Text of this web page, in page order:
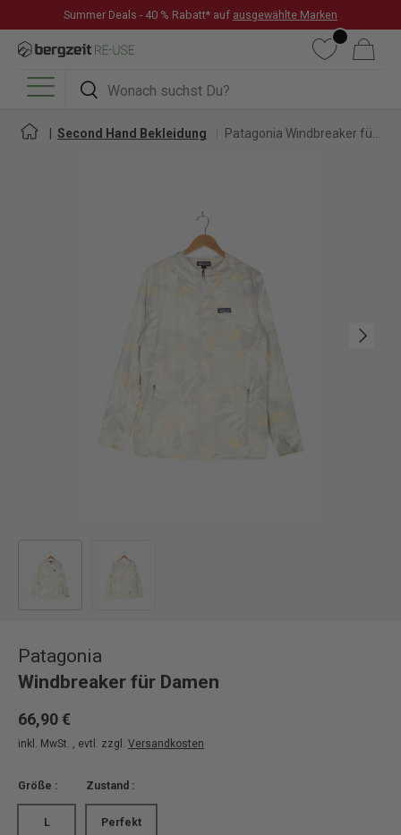
DIREKT ZUM INHALT
Summer Deals - 40 % Rabatt* auf ausgewählte Marken
Suchen
Suchen
WunschlisteWarenkorb
Menü
Second Hand Bekleidung
Nächste
Patagonia
Windbreaker für Damen
66,90 €
inkl. MwSt. , evtl. zzgl. Versandkosten
Größe :
L
Zustand :
Perfekt